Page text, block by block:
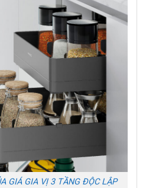
GIÁ GIA VỊ 3 TẦNG ĐỘC LẬP